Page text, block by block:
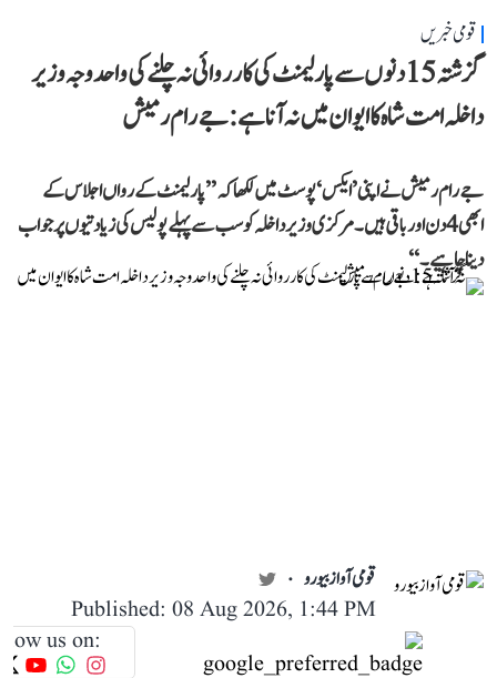
قومی خبریں
گزشتہ 15 دنوں سے پارلیمنٹ کی کارروائی نہ چلنے کی واحد وجہ وزیر
داخلہ امت شاہ کا ایوان میں نہ آنا ہے: جے رام رمیش
جے رام رمیش نے اپنی ’ایکس‘ پوسٹ میں لکھا کہ ’’پارلیمنٹ کے رواں اجلاس کے
ابھی 4 دن اور باقی ہیں۔ مرکزی وزیر داخلہ کو سب سے پہلے پولیس کی زیادتیوں پر جواب
دینا چاہیے۔‘‘
قومی آواز بیورو
Published: 08 Aug 2026, 1:44 PM
us on: